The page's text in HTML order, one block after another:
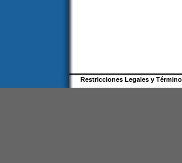
Restricciones Legales y